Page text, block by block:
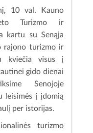
10 val. Kauno
Turizmo ir
kartu su Senąja
rajono turizmo ir
kviečia visus į
gido dienai
Senojoje
leisimės į įdomią
per istorijas.
turizmo